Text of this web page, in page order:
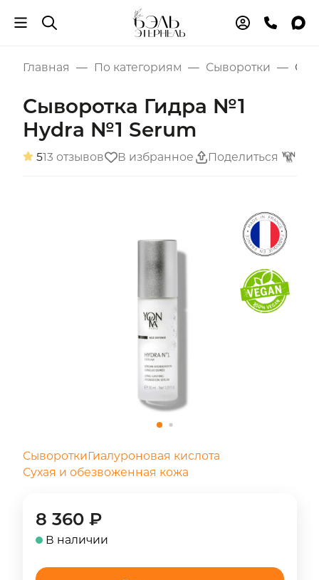
Главная По категориям Сыворотки
Сыворотка Гидра №1
Hydra №1 Serum
513 отзывов В избранное Поделиться
СывороткиГиалуроновая кислота
Сухая и обезвоженная кожа
8 360 ₽
В наличии